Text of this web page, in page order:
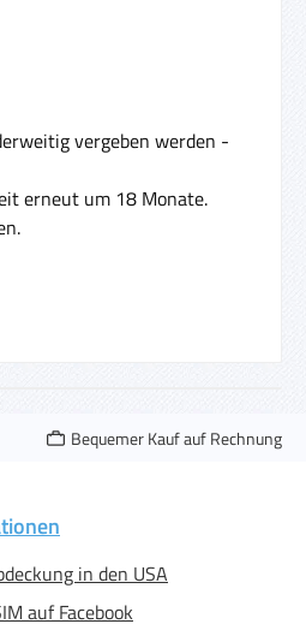
vergeben werden -
erneut um 18 Monate.
Bequemer Kauf auf Rechnung
in den USA
auf Facebook